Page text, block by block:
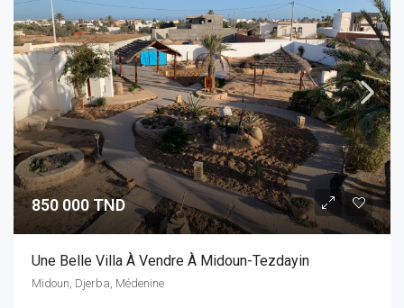
850 000 TND
Une Belle Villa À Vendre À Midoun-Tezdayin
Midoun, Djerba, Médenine